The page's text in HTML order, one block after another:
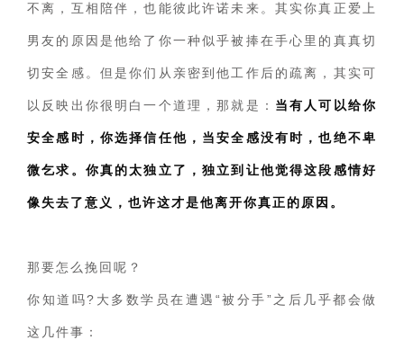
不离，互相陪伴，也能彼此许诺未来。其实你真正爱上
男友的原因是他给了你一种似乎被捧在手心里的真真切
切安全感。但是你们从亲密到他工作后的疏离，其实可
以反映出你很明白一个道理，那就是： 当有人可以给你
安全感时，你选择信任他，当安全感没有时，也绝不卑
微乞求。你真的太独立了，独立到让他觉得这段感情好
像失去了意义，也许这才是他离开你真正的原因。
那要怎么挽回呢？
你知道吗?大多数学员在遭遇“被分手”之后几乎都会做
这几件事：